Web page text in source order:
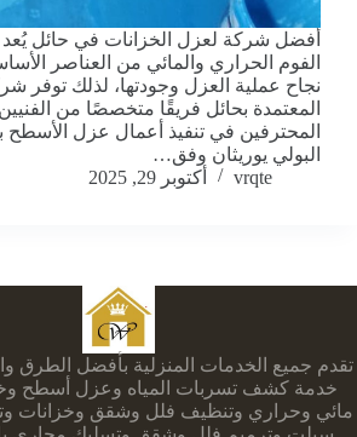
أفضل شركة لعزل الخزانات في حائل
الفوم الحراري والمائي من العناصر
نجاح عملية العزل وجودتها، لذلك توفر
المعتمدة بحائل فريقًا متخصصًا من الفنيين
المحترفين في تنفيذ أعمال عزل الأسطح
البولي يوريثان وفق…
vrqte
أكتوبر 29, 2025
تقدم جميع الخدمات المنزلية بأفضل الطرق
خدمة كشف تسربات المياه وعزل أسطح
مائي وحراري وتنظيف فلل وشقق وخزانات